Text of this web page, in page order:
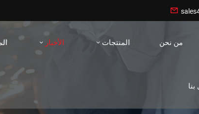

من نحن المنتجات الأخبار